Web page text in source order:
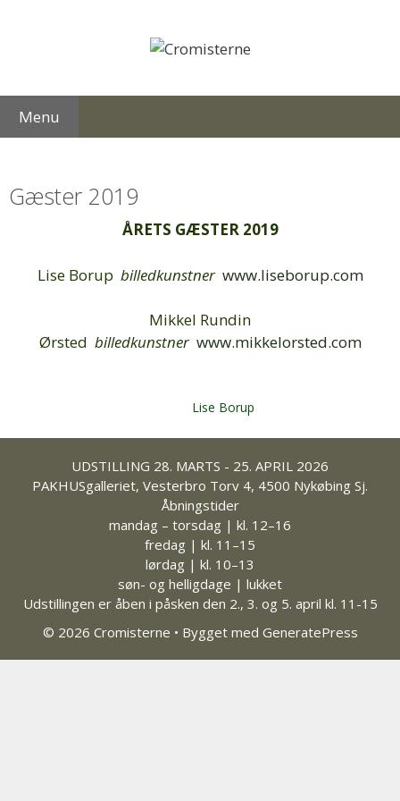
Menu
Gæster 2019
ÅRETS GÆSTER 2019
Lise Borup billedkunstner www.liseborup.com
Mikkel Rundin
Ørsted billedkunstner www.mikkelorsted.com
Lise Borup
UDSTILLING 28. MARTS - 25. APRIL 2026
PAKHUSgalleriet, Vesterbro Torv 4, 4500 Nykøbing Sj.
Åbningstider
mandag – torsdag | kl. 12–16
fredag | kl. 11–15
lørdag | kl. 10–13
søn- og helligdage | lukket
Udstillingen er åben i påsken den 2., 3. og 5. april kl. 11-15
© 2026 Cromisterne • Bygget med GeneratePress